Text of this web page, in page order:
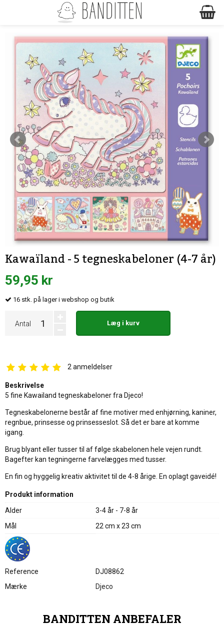
Kawaïland - 5 tegneskabeloner (4-7 år)
59,95 kr
16 stk. på lager i webshop og butik
Antal Læg i kurv
2 anmeldelser
Beskrivelse
5 fine Kawailand tegneskabeloner fra Djeco!
Tegneskabelonerne består af fine motiver med enhjørning, kaniner,
regnbue, prinsesse og prinsesseslot. Så det er bare at komme
igang.
Brug blyant eller tusser til af følge skabelonen hele vejen rundt.
Bagefter kan tegningerne farvelægges med tusser.
En fin og hyggelig kreativ aktivitet til de 4-8 årige. En oplagt gaveidé!
Produkt information
Alder
3-4 år - 7-8 år
Mål
22 cm x 23 cm
Reference
DJ08862
Mærke
Djeco
BANDITTEN ANBEFALER